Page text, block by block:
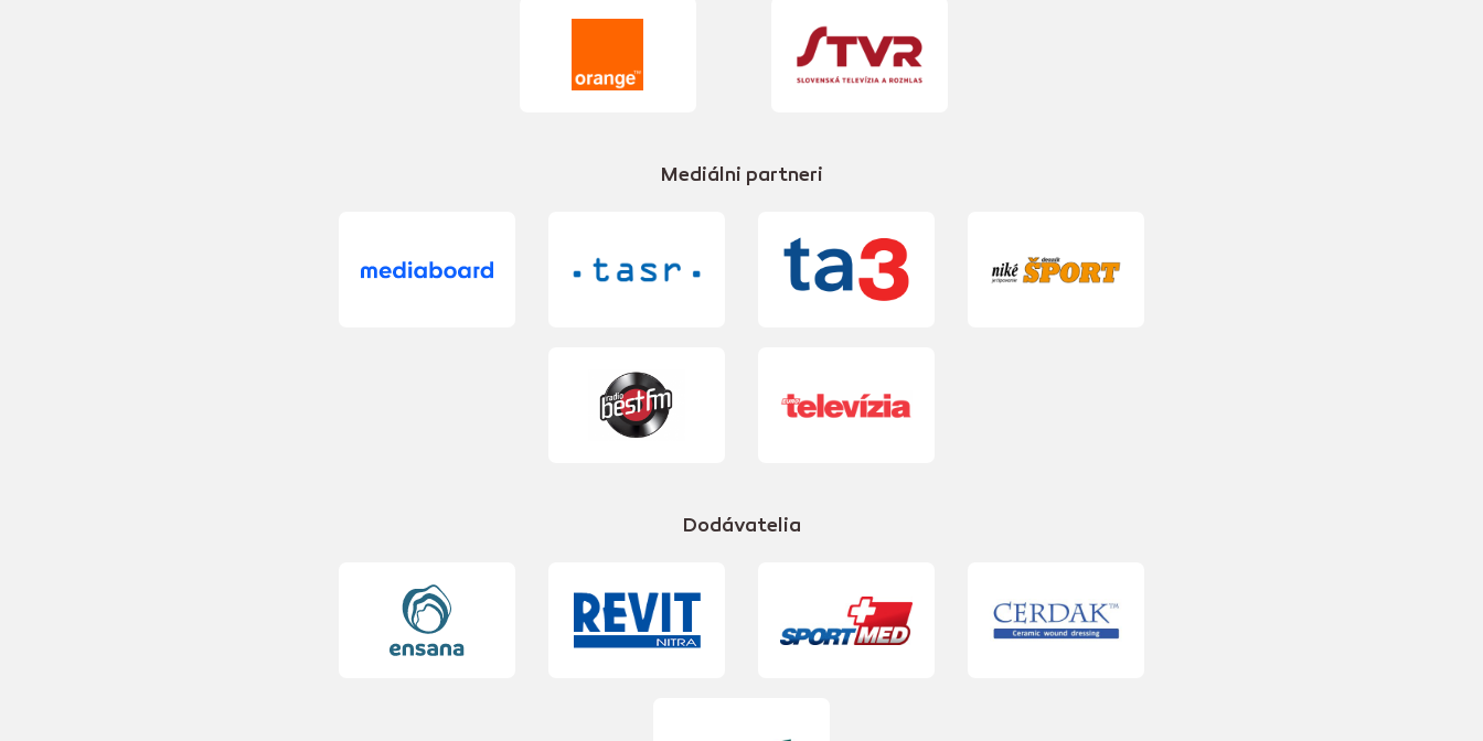
Mediálni partneri
Dodávatelia